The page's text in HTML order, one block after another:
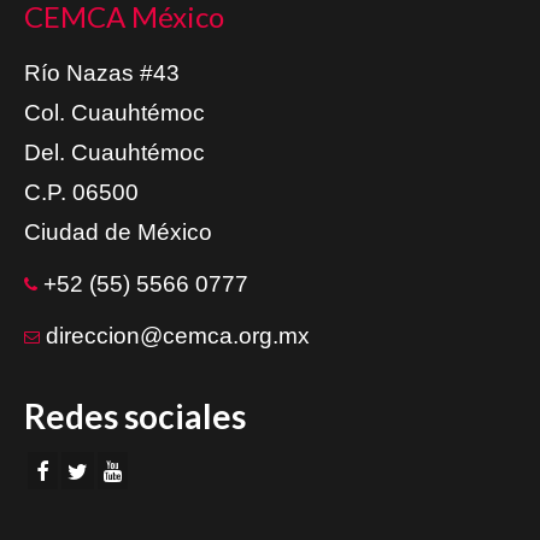
CEMCA México
Río Nazas #43
Col. Cuauhtémoc
Del. Cuauhtémoc
C.P. 06500
Ciudad de México
+52 (55) 5566 0777
direccion@cemca.org.mx
Redes sociales